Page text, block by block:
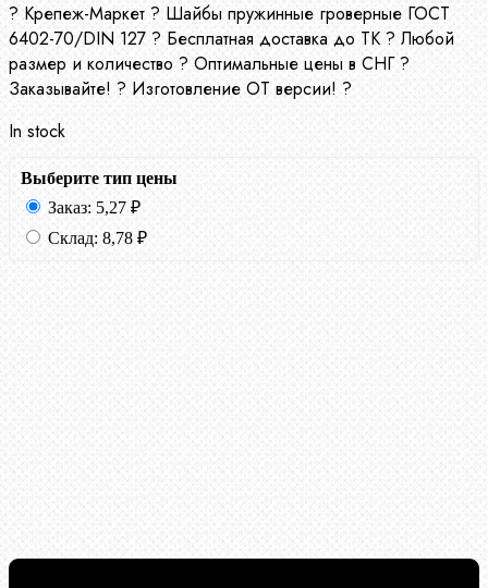
? Крепеж-Маркет ? Шайбы пружинные гроверные ГОСТ
6402-70/DIN 127 ? Бесплатная доставка до ТК ? Любой
размер и количество ? Оптимальные цены в СНГ ?
Заказывайте! ? Изготовление ОТ версии! ?
In stock
Выберите тип цены
Заказ: 5,27 ₽
Склад: 8,78 ₽